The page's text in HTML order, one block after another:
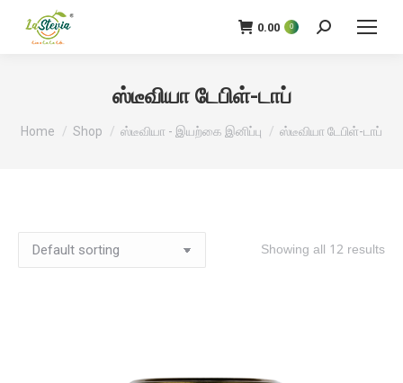
0.00 0 தேடு:
ஸ்டீவியா டேபிள்-டாப்
நீங்கள் இங்கே இருக்கிறீர்கள்:
Home Shop ஸ்டீவியா - இயற்கை இனிப்பு ஸ்டீவியா டேபிள்-டாப்
Showing all 12 results